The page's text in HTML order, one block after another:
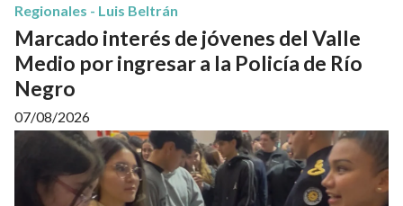
Marcado interés de jóvenes del Valle
Medio por ingresar a la Policía de Río
Negro
Regionales - Luis Beltrán
07/08/2026